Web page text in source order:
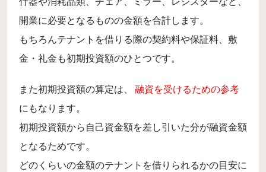
開業に必要となるものの金額を合計します。
もちろんテナントを借りる際の契約料や保証料、敷
金・礼金も初期投資額のひとつです。
また初期投資額の算定は、
融資を受けるための参考
にもなります。
初期投資額から自己資金額を差し引いた分が融資金額
となるためです。
どのくらいの金額のテナントを借りられるかの目安に